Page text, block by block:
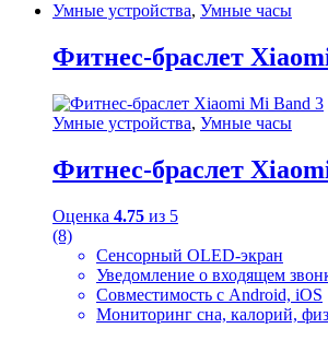
Умные устройства, Умные часы
Фитнес-браслет
Умные устройства, Умные часы
Фитнес-браслет
Оценка 4.75 из 5
(8)
Сенсорный OLED-экран
Уведомление о входящем
Совместимость с Android, iOS
Мониторинг сна, калорий,